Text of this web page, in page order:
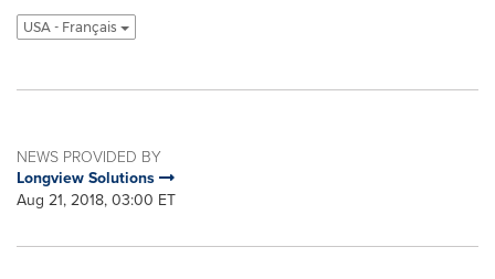
USA - Français
NEWS PROVIDED BY
Longview Solutions
Aug 21, 2018, 03:00 ET